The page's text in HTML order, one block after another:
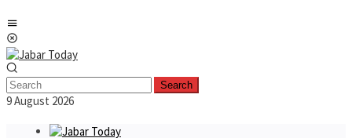
to
content
Search
9 August 2026